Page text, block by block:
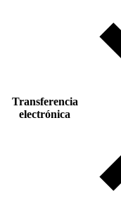
Transferencia
electrónica